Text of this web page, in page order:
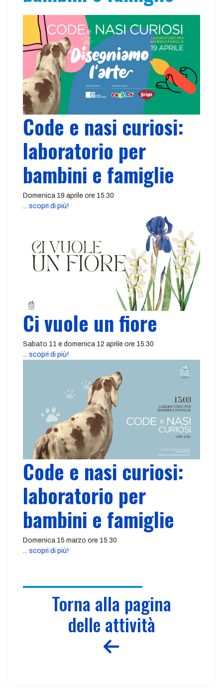
Code e nasi curiosi:
laboratorio per
bambini e famiglie
Domenica 19 aprile ore 15.30
... scopri di più!
Ci vuole un fiore
Sabato 11 e domenica 12 aprile ore 15.30
... scopri di più!
Code e nasi curiosi:
laboratorio per
bambini e famiglie
Domenica 15 marzo ore 15.30
... scopri di più!
Torna alla pagina
delle attività